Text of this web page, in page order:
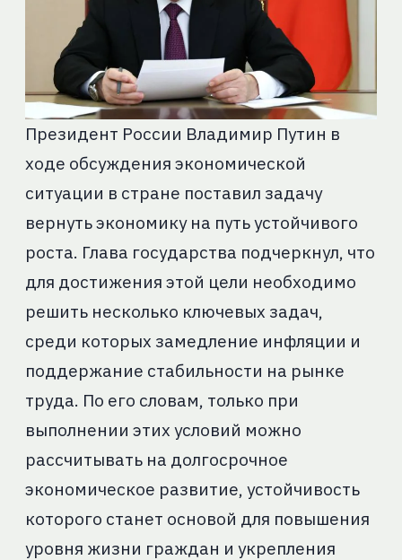
Президент России Владимир Путин в
ходе обсуждения экономической
ситуации в стране поставил задачу
вернуть экономику на путь устойчивого
роста. Глава государства подчеркнул, что
для достижения этой цели необходимо
решить несколько ключевых задач,
среди которых замедление инфляции и
поддержание стабильности на рынке
труда. По его словам, только при
выполнении этих условий можно
рассчитывать на долгосрочное
экономическое развитие, устойчивость
которого станет основой для повышения
уровня жизни граждан и укрепления